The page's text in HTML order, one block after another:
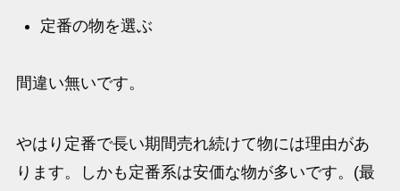
定番の物を選ぶ
間違い無いです。
やはり定番で長い期間売れ続けて物には理由があ
ります。しかも定番系は安価な物が多いです。(最